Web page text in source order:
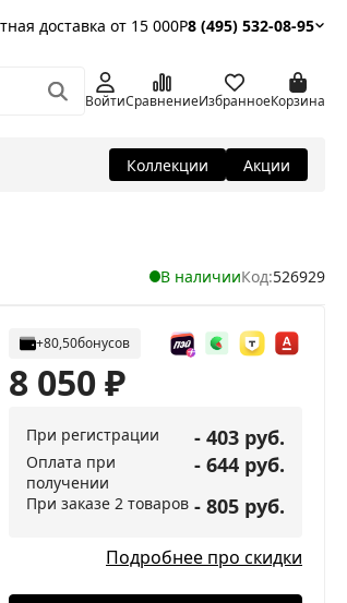
доставка от 15 000Р8 (495) 532-08-95
ВойтиСравнениеИзбранноеКорзина
Коллекции Акции
В наличииКод:526929
+80,50бонусов
8 050₽
При регистрации - 403 руб.
Оплата при
получении
- 644 руб.
При заказе 2 товаров - 805 руб.
Подробнее про скидки